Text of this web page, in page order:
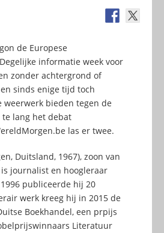
de Europese
informatie week voor
zonder achtergrond of
sinds enige tijd toch
weerwerk bieden tegen de
lang het debat
las er twee.
Duitsland, 1967), zoon van
journalist en hoogleraar
publiceerde hij 20
werk kreeg hij in 2015 de
Boekhandel, een prpijs
Literatuur